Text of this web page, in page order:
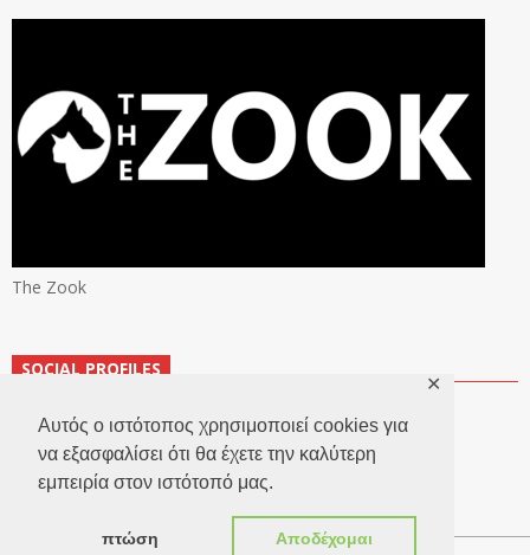
Αυτός ο ιστότοπος χρησιμοποιεί cookies για
να εξασφαλίσει ότι θα έχετε την καλύτερη
εμπειρία στον ιστότοπό μας.
πτώση Αποδέχομαι
✕
The Zook
SOCIAL PROFILES